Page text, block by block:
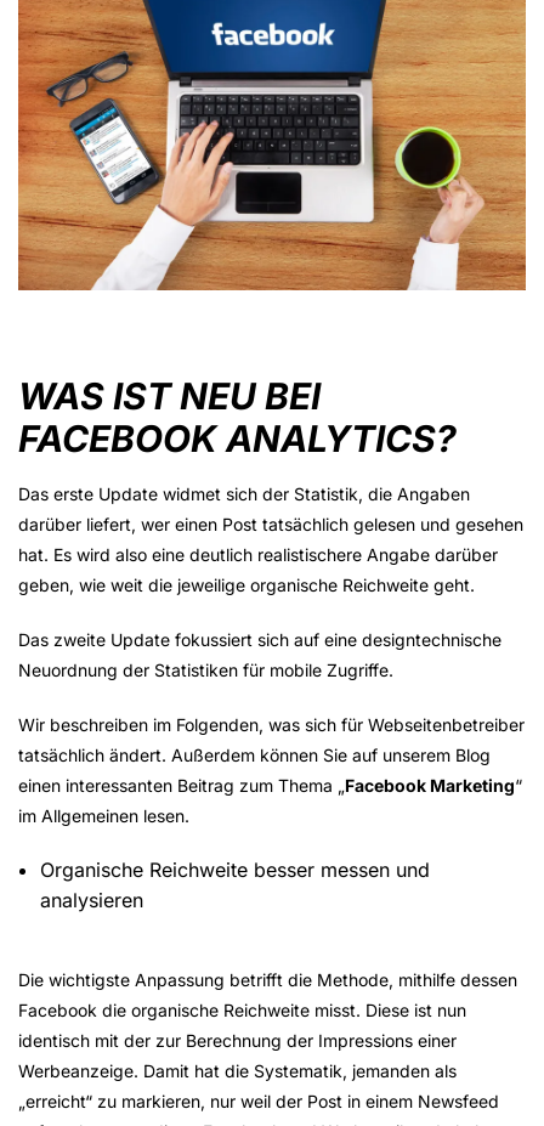
WAS IST NEU BEI
FACEBOOK ANALYTICS?
Das erste Update widmet sich der Statistik, die Angaben
darüber liefert, wer einen Post tatsächlich gelesen und gesehen
hat. Es wird also eine deutlich realistischere Angabe darüber
geben, wie weit die jeweilige organische Reichweite geht.
Das zweite Update fokussiert sich auf eine designtechnische
Neuordnung der Statistiken für mobile Zugriffe.
Wir beschreiben im Folgenden, was sich für Webseitenbetreiber
tatsächlich ändert. Außerdem können Sie auf unserem Blog
einen interessanten Beitrag zum Thema „Facebook Marketing“
im Allgemeinen lesen.
Organische Reichweite besser messen und
analysieren
Die wichtigste Anpassung betrifft die Methode, mithilfe dessen
Facebook die organische Reichweite misst. Diese ist nun
identisch mit der zur Berechnung der Impressions einer
Werbeanzeige. Damit hat die Systematik, jemanden als
„erreicht“ zu markieren, nur weil der Post in einem Newsfeed